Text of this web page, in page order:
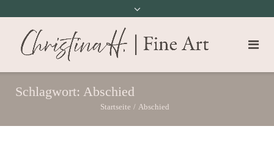
Schlagwort: Abschied
Startseite / Abschied